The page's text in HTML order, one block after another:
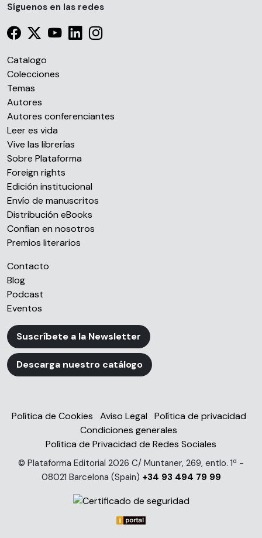
Síguenos en las redes
Catalogo
Colecciones
Temas
Autores
Autores conferenciantes
Leer es vida
Vive las librerías
Sobre Plataforma
Foreign rights
Edición institucional
Envío de manuscritos
Distribución eBooks
Confían en nosotros
Premios literarios
Contacto
Blog
Podcast
Eventos
Suscríbete a la Newsletter
Descarga nuestro catálogo
Política de Cookies Aviso Legal
Política de privacidad
Condiciones generales
Política de Privacidad de Redes Sociales
© Plataforma Editorial 2026 C/ Muntaner, 269, entlo. 1ª -
08021 Barcelona (Spain) +34 93 494 79 99